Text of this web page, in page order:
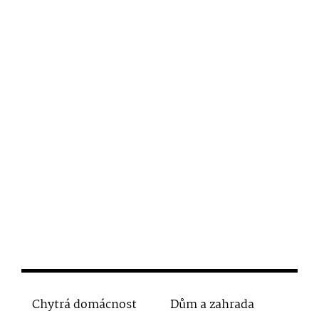
Chytrá domácnost
Dům a zahrada